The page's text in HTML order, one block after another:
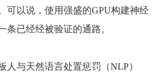
可以说，使用强盛的GPU构建神经
条已经经被验证的通路。
人与天然语言处置惩罚（NLP）